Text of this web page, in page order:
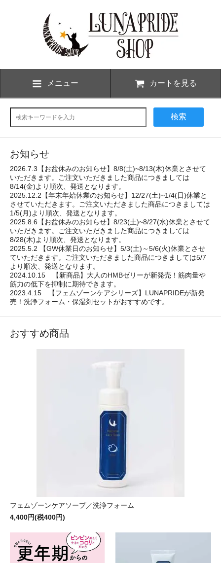
メニュー カートを見る
検索
お知らせ
2026.7.3【お盆休みのお知らせ】8/8(土)~8/13(木)休業とさせて
いただきます。ご注文いただきました商品につきましては
8/14(金)より順次、発送となります。
2025.12.2【年末年始休業のお知らせ】12/27(土)~1/4(日)休業と
させていただきます。ご注文いただきました商品につきましては
1/5(月)より順次、発送となります。
2025.8.6【お盆休みのお知らせ】8/23(土)~8/27(水)休業とさせて
いただきます。ご注文いただきました商品につきましては
8/28(木)より順次、発送となります。
2025.5.2 【GW休業日のお知らせ】5/3(土)～5/6(火)休業とさせ
ていただきます。ご注文いただきました商品につきましては5/7
より順次、発送となります。
2024.10.15 【新商品】大人のHMBゼリーが新発売！筋肉量や
筋力の低下を抑制に期待できます。
2023.4.15 【フェムゾーンケアシリーズ】LUNAPRIDEが新発
売！洗浄フォーム・保湿剤セットがおすすめです。
おすすめ商品
フェムゾーンケアソープ／洗浄フォーム
4,400円(税400円)